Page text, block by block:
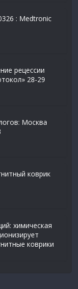
: Medtronic
рецессии
28-29
Москва
коврик
химическая
коврики